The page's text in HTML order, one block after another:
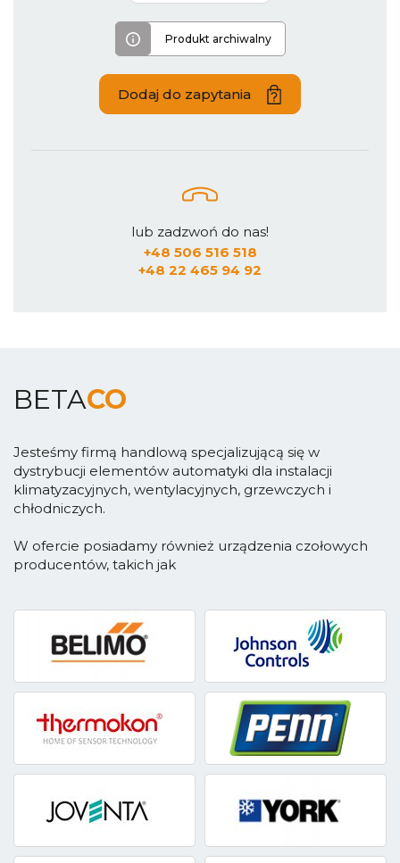
Produkt archiwalny
Dodaj do zapytania
lub zadzwoń do nas!
+48 506 516 518
+48 22 465 94 92
BETACO
Jesteśmy firmą handlową specjalizującą się w
dystrybucji elementów automatyki dla instalacji
klimatyzacyjnych, wentylacyjnych, grzewczych i
chłodniczych.
W ofercie posiadamy również urządzenia czołowych
producentów, takich jak